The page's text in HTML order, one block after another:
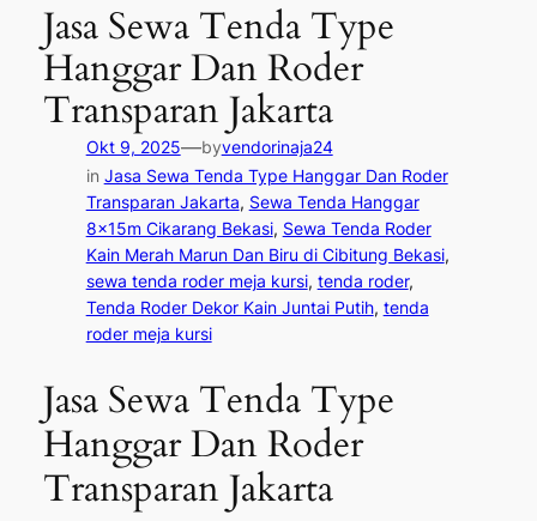
Jasa Sewa Tenda Type
Hanggar Dan Roder
Transparan Jakarta
Okt 9, 2025—byvendorinaja24
in Jasa Sewa Tenda Type Hanggar Dan Roder
Transparan Jakarta, Sewa Tenda Hanggar
8x15m Cikarang Bekasi, Sewa Tenda Roder
Kain Merah Marun Dan Biru di Cibitung Bekasi
sewa tenda roder meja kursi, tenda roder
Tenda Roder Dekor Kain Juntai Putih, tenda
roder meja kursi
Jasa Sewa Tenda Type
Hanggar Dan Roder
Transparan Jakarta